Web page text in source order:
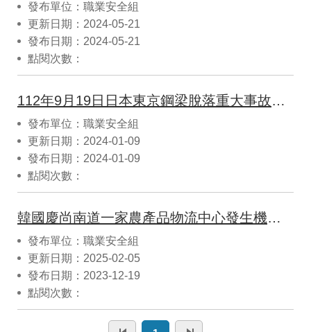
發布單位：職業安全組
更新日期：2024-05-21
發布日期：2024-05-21
點閱次數：
112年9月19日日本東京鋼梁脫落重大事故案例解析
發布單位：職業安全組
更新日期：2024-01-09
發布日期：2024-01-09
點閱次數：
韓國慶尚南道一家農產品物流中心發生機械夾捲事故
發布單位：職業安全組
更新日期：2025-02-05
發布日期：2023-12-19
點閱次數：